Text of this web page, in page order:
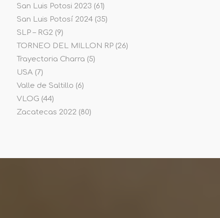
San Luis Potosi 2023 (61)
San Luis Potosí 2024(35)
SLP – RG2 (9)
TORNEO DEL MILLON RP(26)
Trayectoria Charra (5)
USA(7)
Valle de Saltillo (6)
VLOG (44)
Zacatecas 2022 (80)